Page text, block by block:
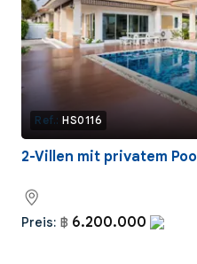
Ref.: HS0116
2-Villen mit privatem Pool
Preis: ฿ 6.200.000